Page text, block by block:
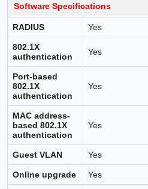
Software Specifications
RADIUS Yes
802.1X
authentication
Yes
Port-based
802.1X
authentication
Yes
MAC address-
based 802.1X
authentication
Yes
Guest VLAN Yes
Online upgrade Yes